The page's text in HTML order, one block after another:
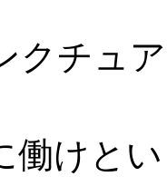
クチュ
働けと